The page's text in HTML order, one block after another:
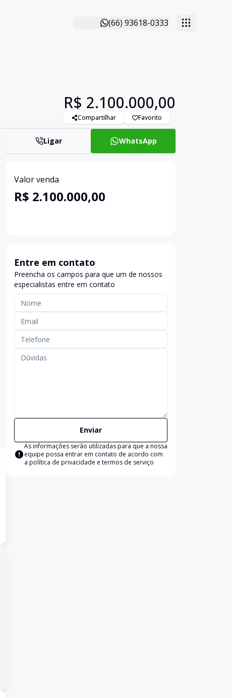
(66) 93618-0333
R$ 2.100.000,00
Compartilhar Favorito
Ligar WhatsApp
Valor venda
R$ 2.100.000,00
Entre em contato
Preencha os campos para que um de nossos
especialistas entre em contato
Enviar
As informações serão utilizadas para que a nossa
equipe possa entrar em contato de acordo com
a política de privacidade e termos de serviço